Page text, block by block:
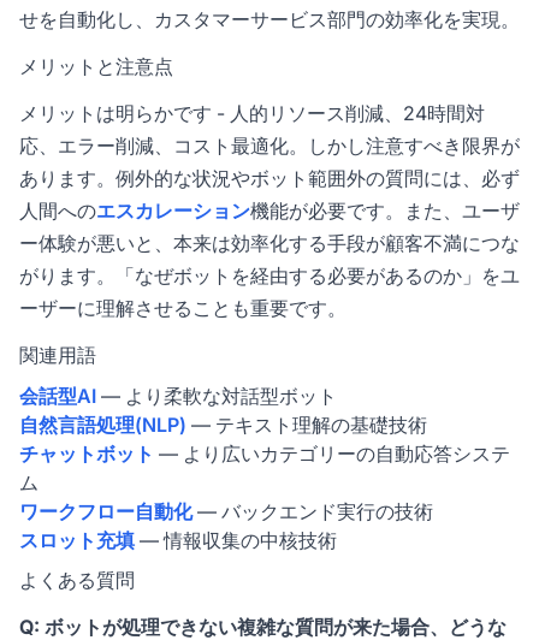
せを自動化し、カスタマーサービス部門の効率化を実現。
メリットと注意点
メリットは明らかです - 人的リソース削減、24時間対
応、エラー削減、コスト最適化。しかし注意すべき限界が
あります。例外的な状況やボット範囲外の質問には、必ず
人間へのエスカレーション機能が必要です。また、ユーザ
ー体験が悪いと、本来は効率化する手段が顧客不満につな
がります。「なぜボットを経由する必要があるのか」をユ
ーザーに理解させることも重要です。
関連用語
会話型AI — より柔軟な対話型ボット
自然言語処理(NLP) — テキスト理解の基礎技術
チャットボット — より広いカテゴリーの自動応答システ
ム
ワークフロー自動化— バックエンド実行の技術
スロット充填 — 情報収集の中核技術
よくある質問
Q: ボットが処理できない複雑な質問が来た場合、どうな